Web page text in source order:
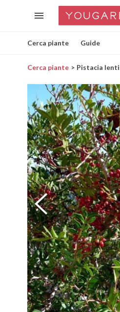
Cerca piante Guide
Cerca piante Pistacia